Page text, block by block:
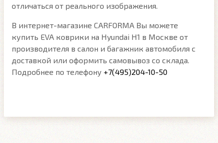
отличаться от реального изображения.
В интернет-магазине CARFORMA Вы можете
купить EVA коврики на Hyundai H1 в Москве от
производителя в салон и багажник автомобиля с
доставкой или оформить самовывоз со склада.
Подробнее по телефону +7(495)204-10-50